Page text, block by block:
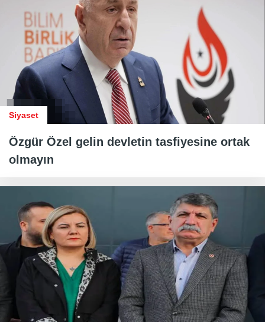
Siyaset
Özgür Özel gelin devletin tasfiyesine ortak
olmayın